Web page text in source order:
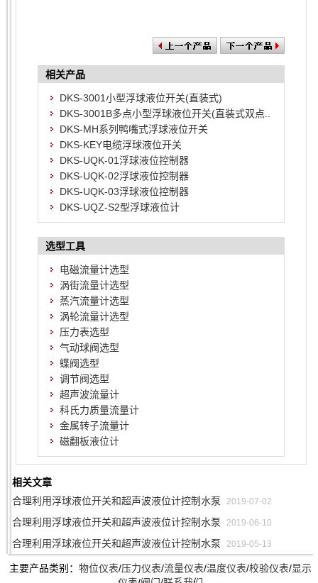
相关产品
DKS-3001小型浮球液位开关(直装式)
DKS-3001B多点小型浮球液位开关(直装式双点..
DKS-MH系列鸭嘴式浮球液位开关
DKS-KEY电缆浮球液位开关
DKS-UQK-01浮球液位控制器
DKS-UQK-02浮球液位控制器
DKS-UQK-03浮球液位控制器
DKS-UQZ-S2型浮球液位计
选型工具
电磁流量计选型
涡街流量计选型
蒸汽流量计选型
涡轮流量计选型
压力表选型
气动球阀选型
蝶阀选型
调节阀选型
超声波流量计
科氏力质量流量计
金属转子流量计
磁翻板液位计
相关文章
合理利用浮球液位开关和超声波液位计控制水泵
2019-07-02
合理利用浮球液位开关和超声波液位计控制水泵 2019-06-10
合理利用浮球液位开关和超声波液位计控制水泵 2019-05-13
主要产品类别： 物位仪表/压力仪表/流量仪表/温度仪表/校验仪表/显示